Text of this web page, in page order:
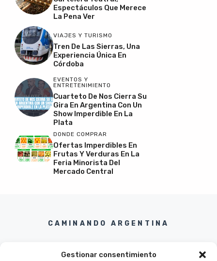
Gestionar consentimiento
Espectáculos Que Merece
La Pena Ver
VIAJES Y TURISMO
Tren De Las Sierras, Una
Experiencia Única En
Córdoba
EVENTOS Y
ENTRETENIMIENTO
Cuarteto De Nos Cierra Su
Gira En Argentina Con Un
Show Imperdible En La
Plata
DONDE COMPRAR
Ofertas Imperdibles En
Frutas Y Verduras En La
Feria Minorista Del
Mercado Central
CAMINANDO ARGENTINA